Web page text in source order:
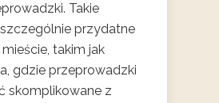
Takie
szczególnie przydatne
takim jak
gdzie przeprowadzki
skomplikowane z